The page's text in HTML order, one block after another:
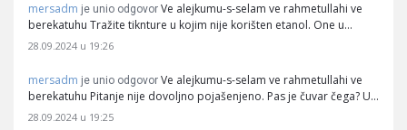
mersadm je unio odgovor Ve alejkumu-s-selam ve rahmetullahi ve
berekatuhu Tražite tiknture u kojim nije korišten etanol. One u…
28.09.2024 u 19:26
mersadm je unio odgovor Ve alejkumu-s-selam ve rahmetullahi ve
berekatuhu Pitanje nije dovoljno pojašenjeno. Pas je čuvar čega? U…
28.09.2024 u 19:25